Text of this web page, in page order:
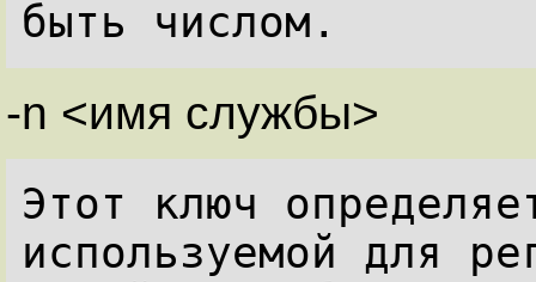
-n <имя службы>
Этот ключ
используемой для